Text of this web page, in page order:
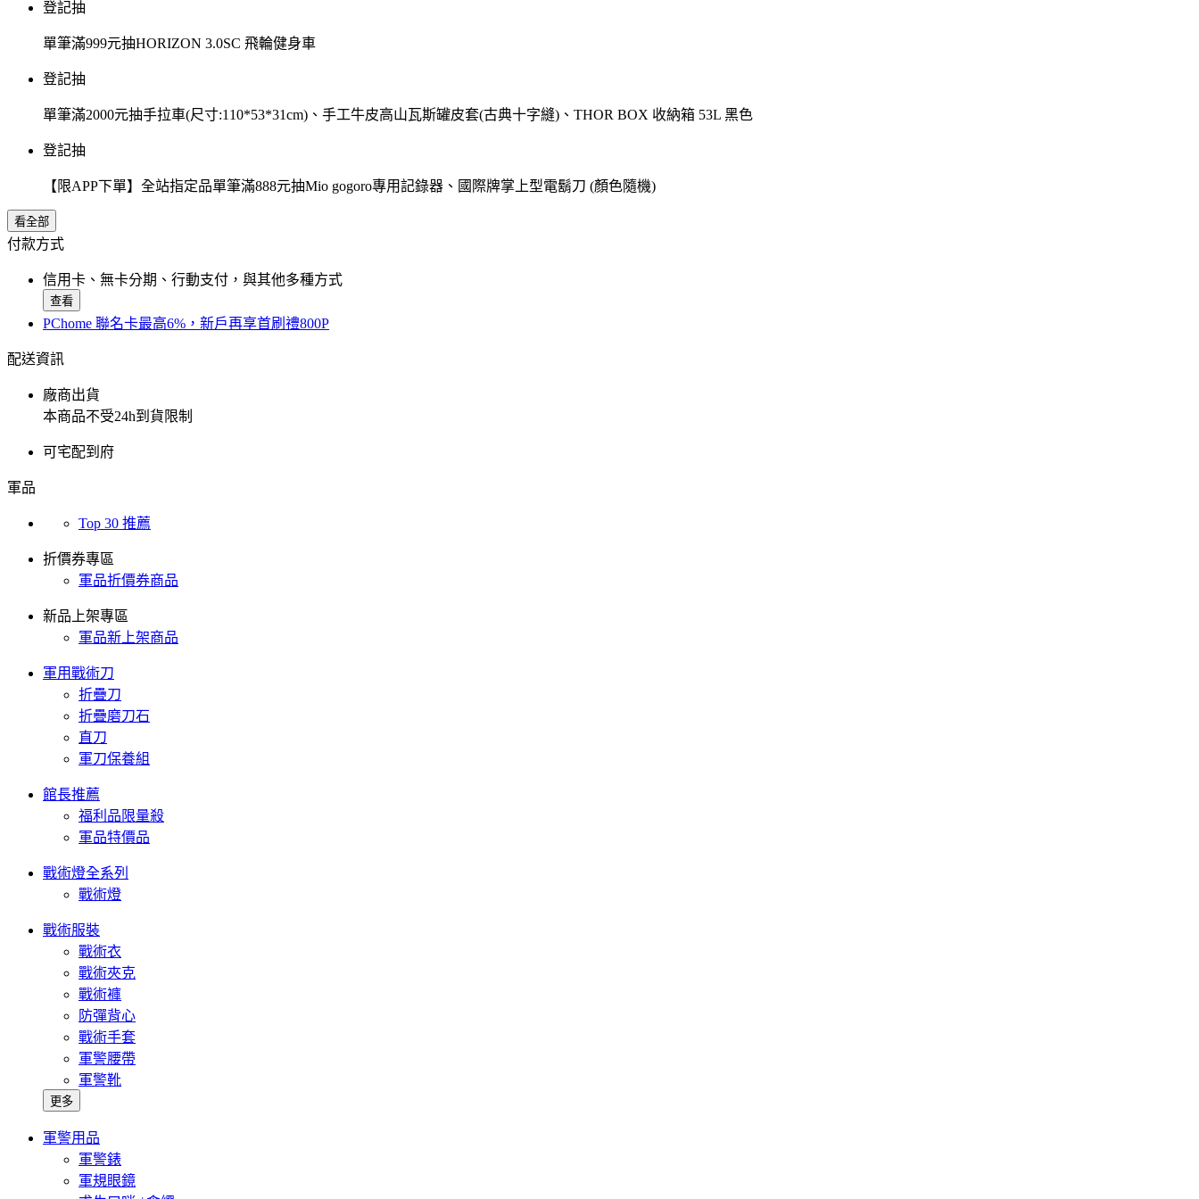
登記抽
單筆滿999元抽HORIZON 3.0SC 飛輪健身車
登記抽
單筆滿2000元抽手拉車(尺寸:110*53*31cm)、手工牛皮高山瓦斯罐皮套(古典十字縫)、THOR BOX 收納箱 53L 黑色
登記抽
【限APP下單】全站指定品單筆滿888元抽Mio gogoro專用記錄器、國際牌掌上型電鬍刀 (顏色隨機)
看全部
付款方式
信用卡、無卡分期、行動支付，與其他多種方式
查看
PChome 聯名卡最高6%，新戶再享首刷禮800P
配送資訊
廠商出貨
本商品不受24h到貨限制
可宅配到府
軍品
Top 30 推薦
折價券專區
軍品折價券商品
新品上架專區
軍品新上架商品
軍用戰術刀
折疊刀
折疊磨刀石
直刀
軍刀保養組
館長推薦
福利品限量殺
軍品特價品
戰術燈全系列
戰術燈
戰術服裝
戰術衣
戰術夾克
戰術褲
防彈背心
戰術手套
軍警腰帶
軍警靴
更多
軍警用品
軍警錶
軍規眼鏡